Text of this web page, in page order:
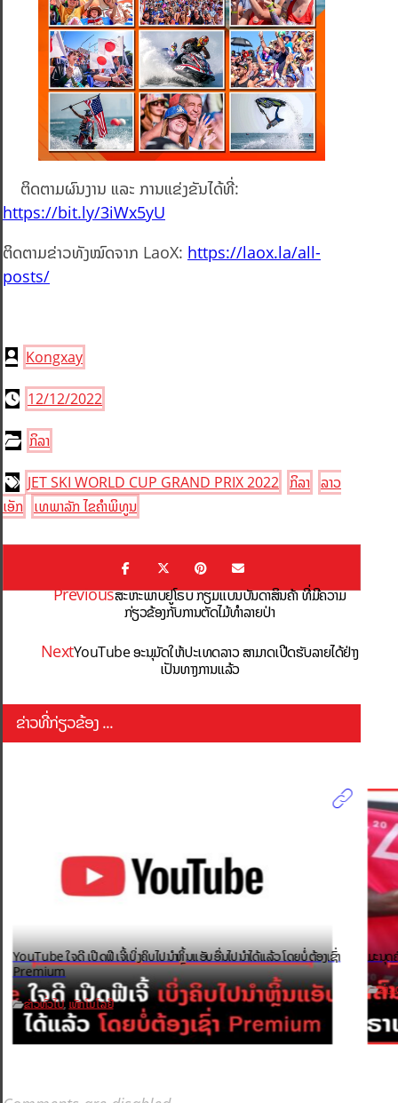
ຕິດຕາມຜົນງານ ແລະ ການແຂ່ງຂັນໄດ້ທີ່:
https://bit.ly/3iWx5yU
ຕິດຕາມຂ່າວທັງໝົດຈາກ LaoX: https://laox.la/all-
posts/
Kongxay
12/12/2022
ກິລາ
JET SKI WORLD CUP GRAND PRIX 2022 ກິລາ ລາວ
ເອັກ ເທພາລັກ ໄຂຄຳພິທູນ
Previousສະຫະພາບຢູໂຣບ ກຽມແບນບັນດາສິນຄ້າ ທີ່ມີຄວາມ
ກ່ຽວຂ້ອງກັບການຕັດໄມ້ທຳລາຍປ່າ
NextYouTube ອະນຸມັດໃຫ້ປະເທດລາວ ສາມາດເປີດຮັບລາຍໄດ້ຢ່າງ
ເປັນທາງການແລ້ວ
ຂ່າວທີ່ກ່ຽວຂ້ອງ ...
YouTube ໃຈດີ ເປີດຟີເຈີ້ເບິ່ງຄິບໄປນຳຫຼິ້ນແອັບອື່ນໄປນຳໄດ້ແລ້ວ ໂດຍບໍ່ຕ້ອງເຊົ່າ
Premium
ຂ່າວທົ່ວໄປ, ເທັກໂນໂລຢີ
ມະນຸດ
ຂ່າວ